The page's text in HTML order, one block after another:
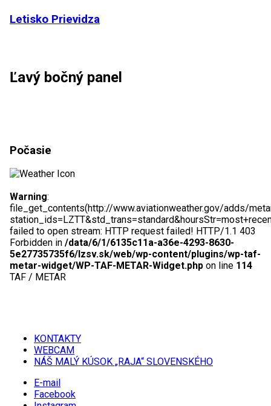
Letisko Prievidza
Ľavý bočný panel
Počasie
Warning:
file_get_contents(http://www.aviationweather.gov/adds/
failed to open stream: HTTP request failed! HTTP/1.1 403
Forbidden in /data/6/1/6135c11a-a36e-4293-8630-
5e27735735f6/lzsv.sk/web/wp-content/plugins/wp-taf-
metar-widget/WP-TAF-METAR-Widget.php on line 114
TAF / METAR
KONTAKTY
WEBCAM
NÁŠ MALÝ KÚSOK „RAJA“ SLOVENSKÉHO
E-mail
Facebook